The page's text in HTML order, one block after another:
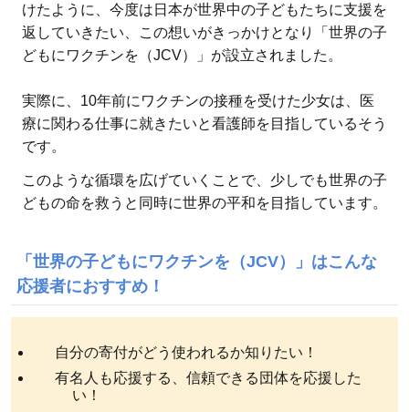
けたように、今度は日本が世界中の子どもたちに支援を
返していきたい、この想いがきっかけとなり「世界の子
どもにワクチンを（JCV）」が設立されました。
実際に、10年前にワクチンの接種を受けた少女は、医
療に関わる仕事に就きたいと看護師を目指しているそう
です。
このような循環を広げていくことで、少しでも世界の子
どもの命を救うと同時に世界の平和を目指しています。
「世界の子どもにワクチンを（JCV）」はこんな
応援者におすすめ！
自分の寄付がどう使われるか知りたい！
有名人も応援する、信頼できる団体を応援した
い！